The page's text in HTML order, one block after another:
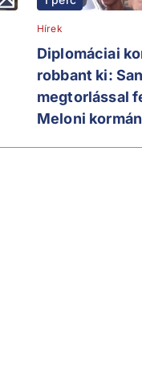
Hírek
Diplomáciai
robbant ki:
megtorlással
Meloni